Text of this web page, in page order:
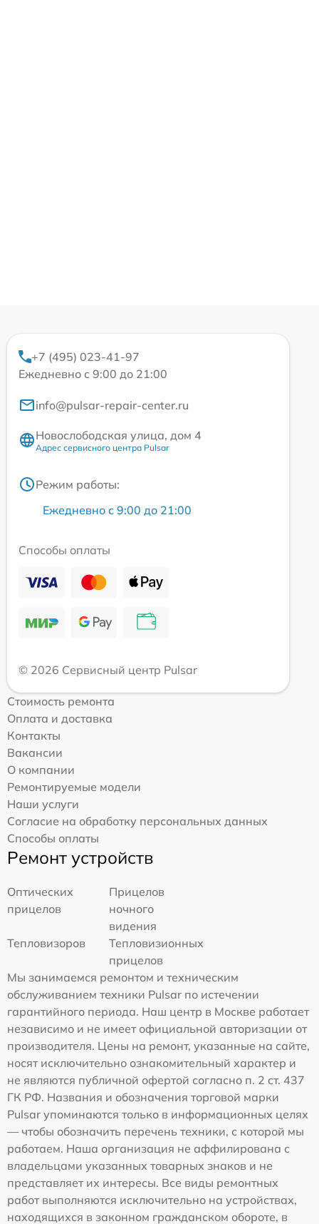
+7 (495) 023-41-97
Ежедневно с 9:00 до 21:00
info@pulsar-repair-center.ru
Новослободская улица, дом 4
Адрес сервисного центра Pulsar
Режим работы:
Ежедневно с 9:00 до 21:00
Способы оплаты
© 2026 Сервисный центр Pulsar
Стоимость ремонта
Оплата и доставка
Контакты
Вакансии
О компании
Ремонтируемые модели
Наши услуги
Согласие на обработку персональных данных
Способы оплаты
Ремонт устройств
Оптических
прицелов
Прицелов
ночного
видения
Тепловизоров
Тепловизионных
прицелов
Мы занимаемся ремонтом и техническим
обслуживанием техники Pulsar по истечении
гарантийного периода. Наш центр в Москве работает
независимо и не имеет официальной авторизации от
производителя. Цены на ремонт, указанные на сайте,
носят исключительно ознакомительный характер и
не являются публичной офертой согласно п. 2 ст. 437
ГК РФ. Названия и обозначения торговой марки
Pulsar упоминаются только в информационных целях
— чтобы обозначить перечень техники, с которой мы
работаем. Наша организация не аффилирована с
владельцами указанных товарных знаков и не
представляет их интересы. Все виды ремонтных
работ выполняются исключительно на устройствах,
находящихся в законном гражданском обороте, в